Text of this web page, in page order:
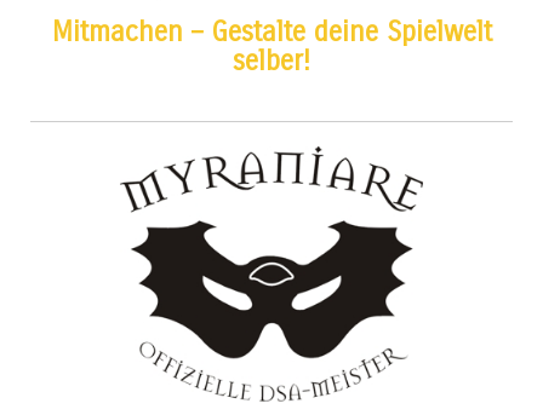
Mitmachen – Gestalte deine Spielwelt
selber!